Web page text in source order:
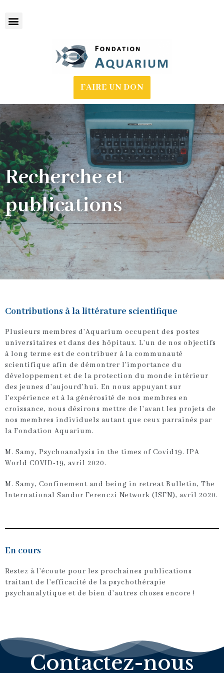
to
FAIRE UN DON
Recherche et
publications
Contributions à la littérature scientifique
Plusieurs membres d’Aquarium occupent des postes
universitaires et dans des hôpitaux. L’un de nos objectifs
à long terme est de contribuer à la communauté
scientifique afin de démontrer l’importance du
développement et de la protection du monde intérieur
des jeunes d’aujourd’hui. En nous appuyant sur
l’expérience et à la générosité de nos membres en
croissance, nous désirons mettre de l’avant les projets de
nos membres individuels autant que ceux parrainés par
la Fondation Aquarium.
M. Samy, Psychoanalysis in the times of Covid19. IPA
World COVID-19, avril 2020.
M. Samy, Confinement and being in retreat Bulletin, The
International Sandor Ferenczi Network (ISFN), avril 2020.
En cours
Restez à l’écoute pour les prochaines publications
traitant de l’efficacité de la psychothérapie
psychanalytique et de bien d’autres choses encore !
Contactez-nous